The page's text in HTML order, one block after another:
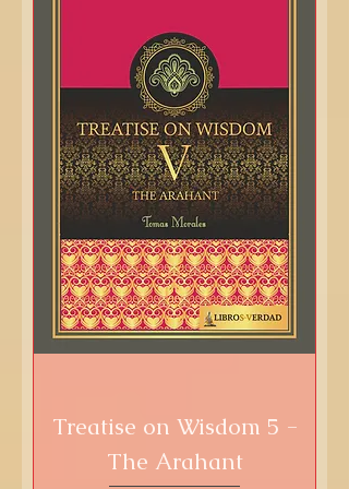
Treatise on Wisdom 5 -
The Arahant